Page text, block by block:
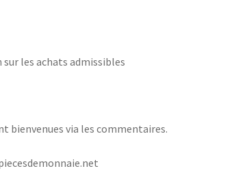
les achats admissibles
bienvenues via les commentaires.